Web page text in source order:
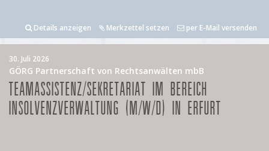
Details anzeigen Merkzettel setzen per E-Mail versenden
30. Juli 2026
GÖRG Partnerschaft von Rechtsanwälten mbB
TEAMASSISTENZ/SEKRETARIAT IM BEREICH
INSOLVENZVERWALTUNG (M/W/D) IN ERFURT